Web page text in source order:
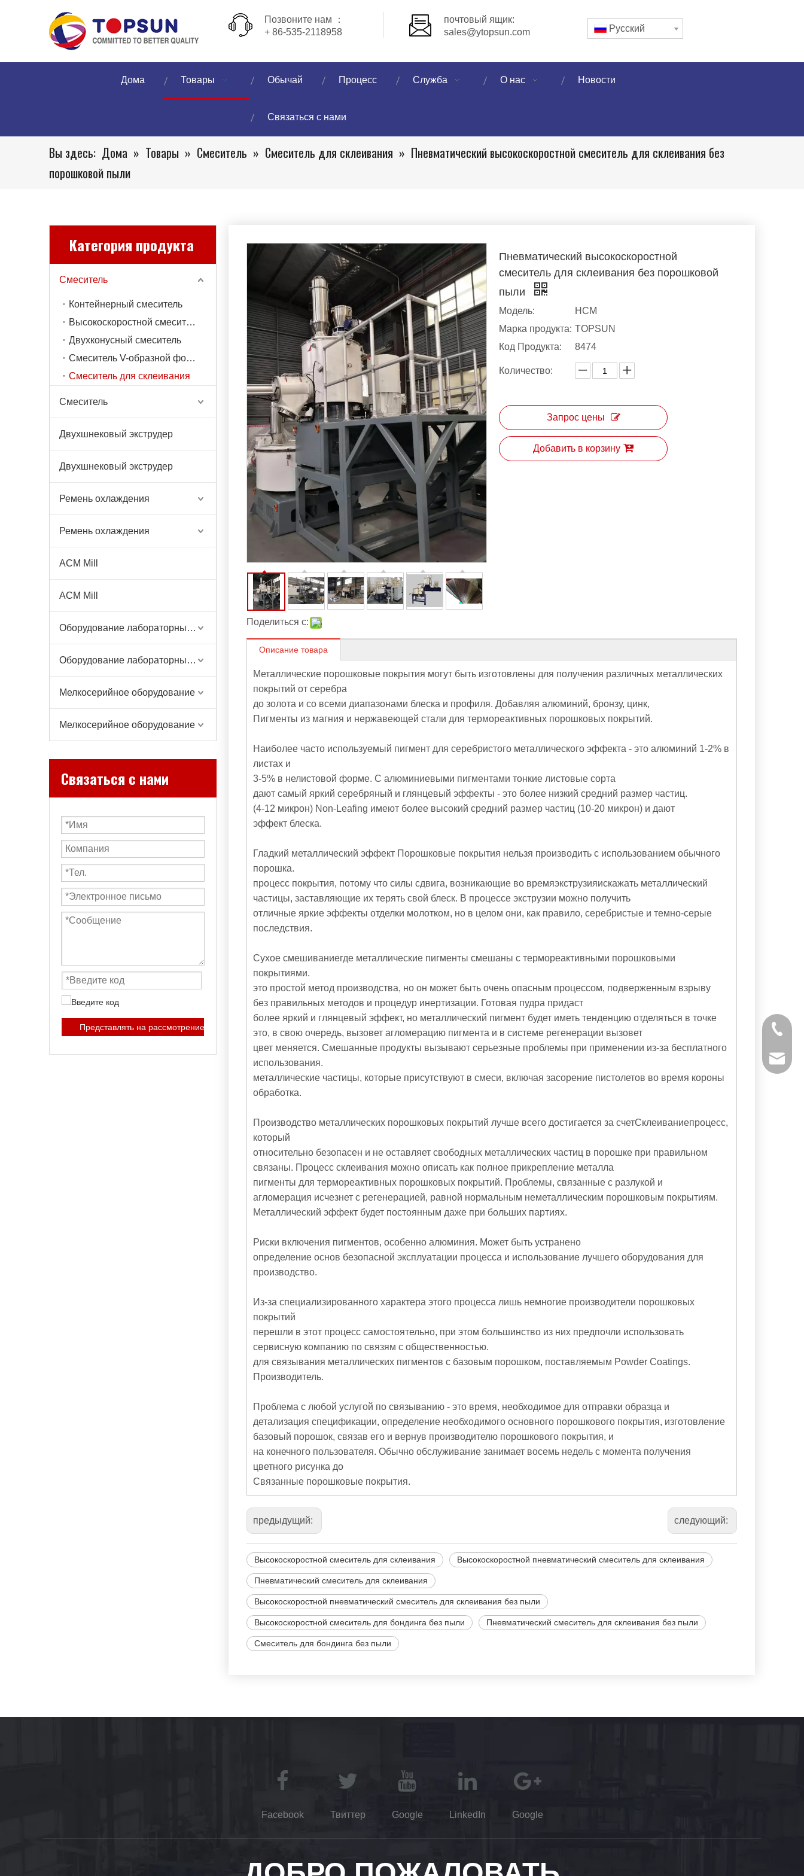
Позвоните нам ：
+ 86-535-2118958
почтовый ящик:
sales@ytopsun.com
Pусский
Дома Товары Обычай Процесс Служба О нас Новости
Связаться с нами
Вы здесь: Дома » Товары » Смеситель » Смеситель для склеивания » Пневматический высокоскоростной смеситель для склеивания без
порошковой пыли
Категория продукта
Смеситель
Контейнерный смеситель
Высокоскоростной смеситель
Двухконусный смеситель
Смеситель V-образной формы
Смеситель для склеивания
Смеситель
Двухшнековый экструдер
Двухшнековый экструдер
Ремень охлаждения
Ремень охлаждения
ACM Mill
ACM Mill
Оборудование лабораторных весов
Оборудование лабораторных весов
Мелкосерийное оборудование
Мелкосерийное оборудование
Связаться с нами
Представлять на рассмотрение
Поделиться с:
Пневматический высокоскоростной
смеситель для склеивания без порошковой
пыли
Модель:
HCM
Марка продукта: TOPSUN
Код Продукта:
8474
Количество:
Запрос цены
Добавить в корзину
Описание товара
Металлические порошковые покрытия могут быть изготовлены для получения различных металлических
покрытий от серебра
до золота и со всеми диапазонами блеска и профиля. Добавляя алюминий, бронзу, цинк,
Пигменты из магния и нержавеющей стали для термореактивных порошковых покрытий.
Наиболее часто используемый пигмент для серебристого металлического эффекта - это алюминий 1-2% в
листах и
3-5% в нелистовой форме. С алюминиевыми пигментами тонкие листовые сорта
дают самый яркий серебряный и глянцевый эффекты - это более низкий средний размер частиц.
(4-12 микрон) Non-Leafing имеют более высокий средний размер частиц (10-20 микрон) и дают
эффект блеска.
Гладкий металлический эффект Порошковые покрытия нельзя производить с использованием обычного
порошка.
процесс покрытия, потому что силы сдвига, возникающие во времяэкструзияискажать металлический
частицы, заставляющие их терять свой блеск. В процессе экструзии можно получить
отличные яркие эффекты отделки молотком, но в целом они, как правило, серебристые и темно-серые
последствия.
Сухое смешиваниегде металлические пигменты смешаны с термореактивными порошковыми
покрытиями.
это простой метод производства, но он может быть очень опасным процессом, подверженным взрыву
без правильных методов и процедур инертизации. Готовая пудра придаст
более яркий и глянцевый эффект, но металлический пигмент будет иметь тенденцию отделяться в точке
это, в свою очередь, вызовет агломерацию пигмента и в системе регенерации вызовет
цвет меняется. Смешанные продукты вызывают серьезные проблемы при применении из-за бесплатного
использования.
металлические частицы, которые присутствуют в смеси, включая засорение пистолетов во время короны
обработка.
Производство металлических порошковых покрытий лучше всего достигается за счетСклеиваниепроцесс,
который
относительно безопасен и не оставляет свободных металлических частиц в порошке при правильном
связаны. Процесс склеивания можно описать как полное прикрепление металла
пигменты для термореактивных порошковых покрытий. Проблемы, связанные с разлукой и
агломерация исчезнет с регенерацией, равной нормальным неметаллическим порошковым покрытиям.
Металлический эффект будет постоянным даже при больших партиях.
Риски включения пигментов, особенно алюминия. Может быть устранено
определение основ безопасной эксплуатации процесса и использование лучшего оборудования для
производство.
Из-за специализированного характера этого процесса лишь немногие производители порошковых
покрытий
перешли в этот процесс самостоятельно, при этом большинство из них предпочли использовать
сервисную компанию по связям с общественностью.
для связывания металлических пигментов с базовым порошком, поставляемым Powder Coatings.
Производитель.
Проблема с любой услугой по связыванию - это время, необходимое для отправки образца и
детализация спецификации, определение необходимого основного порошкового покрытия, изготовление
базовый порошок, связав его и вернув производителю порошкового покрытия, и
на конечного пользователя. Обычно обслуживание занимает восемь недель с момента получения
цветного рисунка до
Связанные порошковые покрытия.
предыдущий: следующий:
Высокоскоростной смеситель для склеивания Высокоскоростной пневматический смеситель для склеивания
Пневматический смеситель для склеивания
Высокоскоростной пневматический смеситель для склеивания без пыли
Высокоскоростной смеситель для бондинга без пыли Пневматический смеситель для склеивания без пыли
Смеситель для бондинга без пыли
Facebook Твиттер Google LinkedIn Google
+ 86-